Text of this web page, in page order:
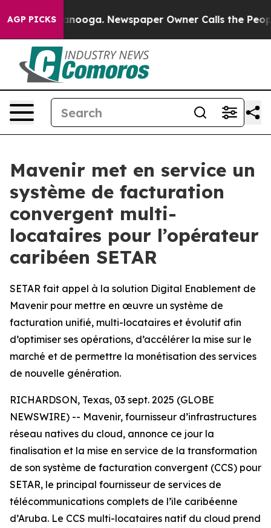
AGP PICKS
Chattanooga. Newspaper Owner Calls the People
Mavenir met en service un
système de facturation
convergent multi-
locataires pour l’opérateur
caribéen SETAR
SETAR fait appel à la solution Digital Enablement de
Mavenir pour mettre en œuvre un système de
facturation unifié, multi-locataires et évolutif afin
d’optimiser ses opérations, d’accélérer la mise sur le
marché et de permettre la monétisation des services
de nouvelle génération.
RICHARDSON, Texas, 03 sept. 2025 (GLOBE
NEWSWIRE) -- Mavenir, fournisseur d’infrastructures
réseau natives du cloud, annonce ce jour la
finalisation et la mise en service de la transformation
de son système de facturation convergent (CCS) pour
SETAR, le principal fournisseur de services de
télécommunications complets de l’île caribéenne
d’Aruba. Le CCS multi-locataires natif du cloud prend